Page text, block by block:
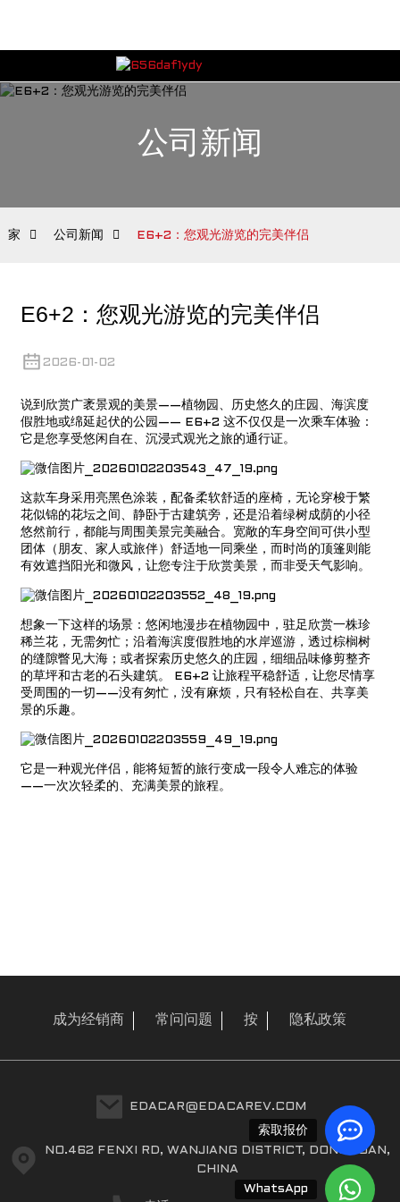
索取报价
WhatsApp
公司新闻
家 公司新闻 E6+2：您观光游览的完美伴侣
E6+2：您观光游览的完美伴侣
2026-01-02
说到欣赏广袤景观的美景——植物园、历史悠久的庄园、海滨度
假胜地或绵延起伏的公园——
E6+2 这不仅仅是一次乘车体验：
它是您享受悠闲自在、沉浸式观光之旅的通行证。
这款车身采用亮黑色涂装，配备柔软舒适的座椅，无论穿梭于繁
花似锦的花坛之间、静卧于古建筑旁，还是沿着绿树成荫的小径
悠然前行，都能与周围美景完美融合。宽敞的车身空间可供小型
团体（朋友、家人或旅伴）舒适地一同乘坐，而时尚的顶篷则能
有效遮挡阳光和微风，让您专注于欣赏美景，而非受天气影响。
想象一下这样的场景：悠闲地漫步在植物园中，驻足欣赏一株珍
稀兰花，无需匆忙；沿着海滨度假胜地的水岸巡游，透过棕榈树
的缝隙瞥见大海；或者探索历史悠久的庄园，细细品味修剪整齐
的草坪和古老的石头建筑。
E6+2 让旅程平稳舒适，让您尽情享
受周围的一切——没有匆忙，没有麻烦，只有轻松自在、共享美
景的乐趣。
它是一种观光伴侣，能将短暂的旅行变成一段令人难忘的体验
——一次次轻柔的、充满美景的旅程。
成为经销商 常问问题 按 隐私政策
EDACAR@EDACAREV.COM
NO.462 FENXI RD, WANJIANG DISTRICT, DONGGUAN,
CHINA